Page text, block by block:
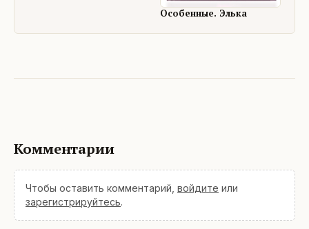
Особенные. Элька
Комментарии
Чтобы оставить комментарий, войдите или
зарегистрируйтесь.